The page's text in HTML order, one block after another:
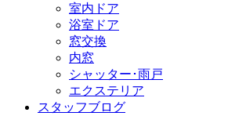
室内ドア
浴室ドア
窓交換
内窓
シャッター･雨戸
エクステリア
スタッフブログ